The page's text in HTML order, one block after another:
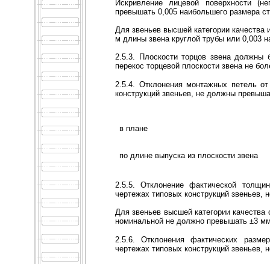
Искривление лицевой поверхности
превышать 0,005 наибольшего размера
Для звеньев высшей категории
м длины звена круглой трубы или 0,003
2.5.3. Плоскости торцов звена должны
перекос торцевой плоскости звена не
2.5.4. Отклонения монтажных петель
конструкций звеньев, не должны
в плане
по длине выпуска из плоскости звена
2.5.5. Отклонение фактической
чертежах типовых конструкций
Для звеньев высшей категории
номинальной не должно превышать ±3
2.5.6. Отклонения фактических
чертежах типовых конструкций